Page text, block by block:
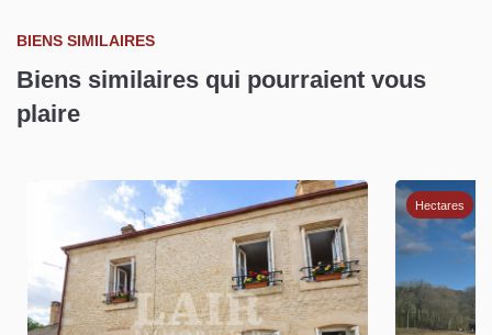
BIENS SIMILAIRES
Biens similaires qui pourraient vous
plaire
Hectares